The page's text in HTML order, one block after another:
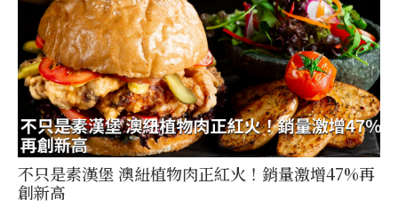
不只是素漢堡 澳紐植物肉正紅火！銷量激增47%再
創新高